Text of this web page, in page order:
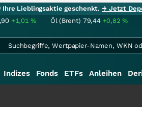
Ihre Lieblingsaktie geschenkt.→ Jetzt
+1,01% Öl (Brent) 79,44 +0,82%
Indizes Fonds ETFs Anleihen